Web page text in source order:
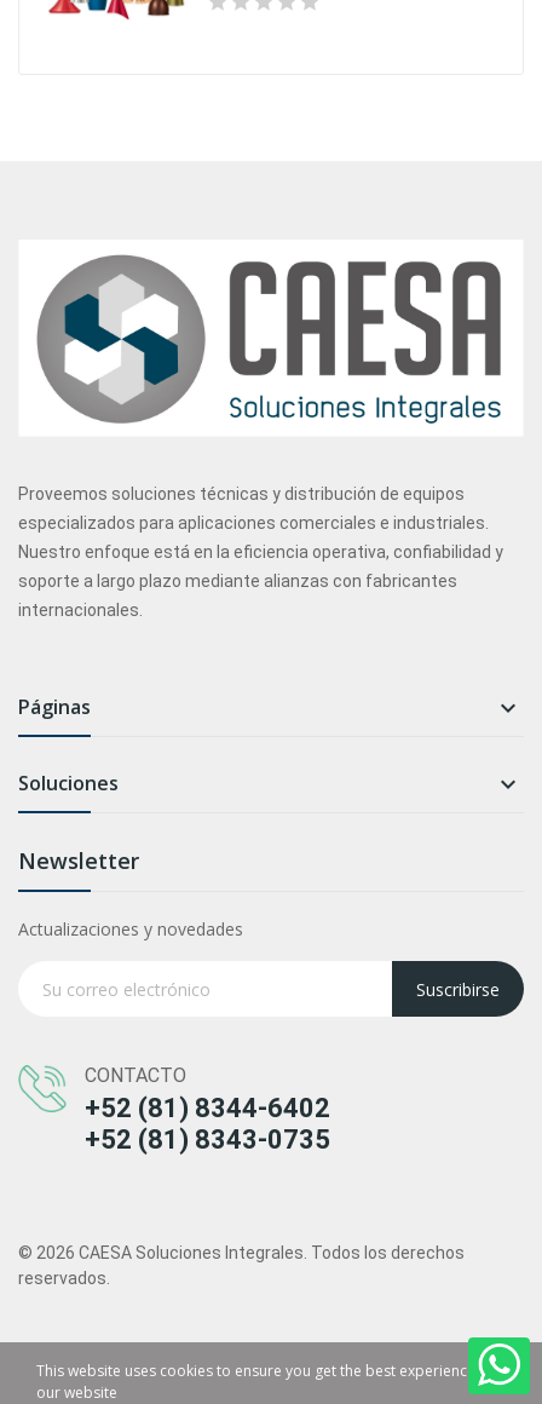
Proveemos soluciones técnicas y distribución de equipos
especializados para aplicaciones comerciales e industriales.
Nuestro enfoque está en la eficiencia operativa, confiabilidad y
soporte a largo plazo mediante alianzas con fabricantes
internacionales.
Páginas 
Soluciones 
Newsletter
Actualizaciones y novedades
Suscribirse
CONTACTO
+52 (81) 8344-6402
+52 (81) 8343-0735
© 2026 CAESA Soluciones Integrales. Todos los derechos
reservados.
This website uses cookies to ensure you get the best experience on
our website